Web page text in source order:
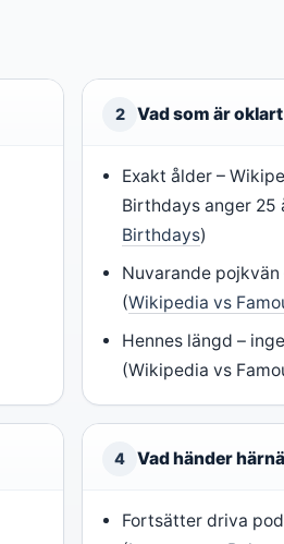
2 Vad som är oklart
Exakt ålder –
Birthdays anger 25
Birthdays)
Nuvarande
(Wikipedia vs
Hennes längd –
(Wikipedia vs
4 Vad händer
Fortsätter driva